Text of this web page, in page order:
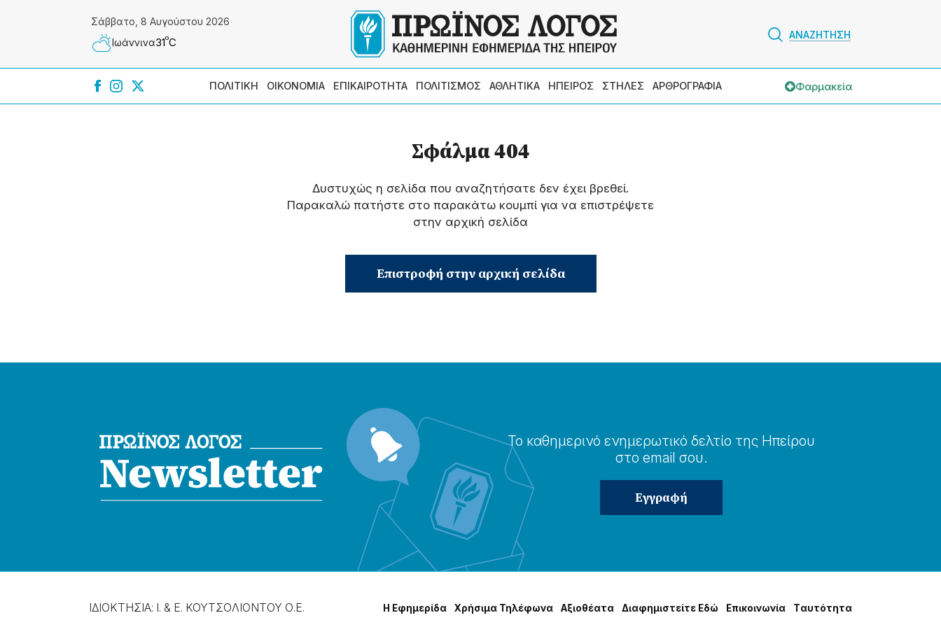
Σάββατο, 8 Αυγούστου 2026
Ιωάννɩνα31ºC
ΑΝΑΖΗΤΗΣΗ
ΠΟΛΙΤΙΚΗ ΟΙΚΟΝΟΜΙΑ ΕΠΙΚΑΙΡΟΤΗΤΑ ΠΟΛΙΤΙΣΜΟΣ ΑΘΛΗΤΙΚΑ ΗΠΕΙΡΟΣ ΣΤΗΛΕΣ ΑΡΘΡΟΓΡΑΦΙΑ Φαρμακεία
Σφάλμα 404
Δυστυχώς η σελίδα που αναζητήσατε δεν έχει βρεθεί.
Παρακαλώ πατήστε στο παρακάτω κουμπί για να επιστρέψετε
στην αρχική σελίδα
Επιστροφή στην αρχική σελίδα
Το καθημερɩνό ενημερωτɩκό δελτίο της Ηπείρου
στο email σου.
ΙΔΙΟΚΤΗΣΙΑ: Ι. & Ε. ΚΟΥΤΣΟΛΙΟΝΤΟΥ Ο.Ε. Η Εφημερίδα Χρήσɩμα Τηλέφωνα Αξɩοθέατα Δɩαφημɩστείτε Εδώ Επɩκοɩνωνία Tαυτότητα